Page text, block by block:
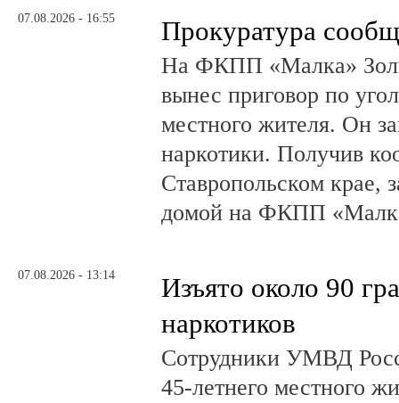
07.08.2026 - 16:55 Прокуратура
На ФКПП «Малка»
вынес приговор по
местного жителя. Он
наркотики. Получив
Ставропольском крае,
домой на ФКПП
07.08.2026 - 13:14
Изъято около 90
наркотиков
Сотрудники УМВД
45-летнего местного